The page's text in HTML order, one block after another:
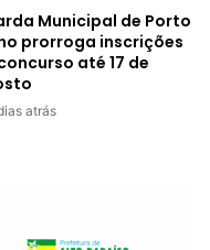
Municipal de Porto
prorroga inscrições
até 17 de
atrás